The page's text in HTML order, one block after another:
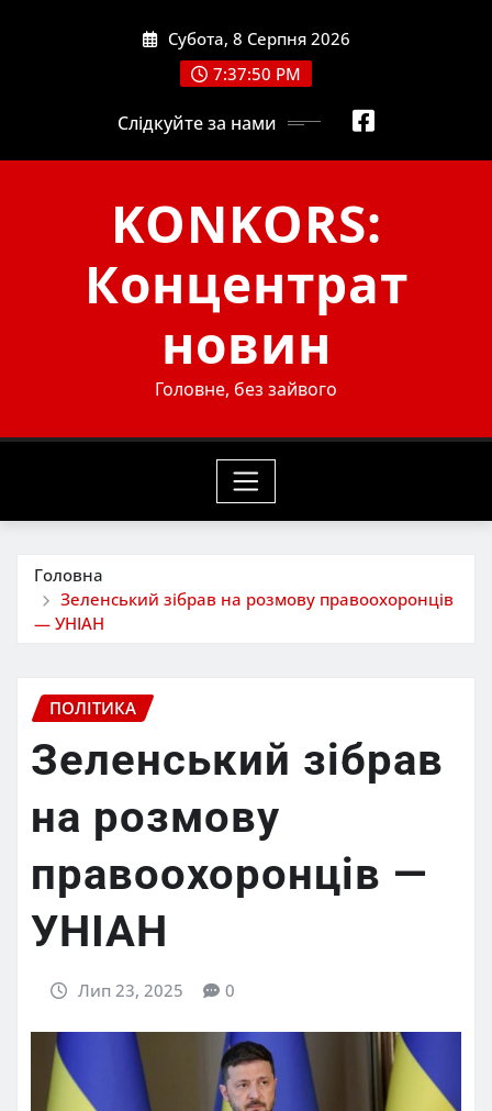
Субота, 8 Серпня 2026
7:37:51 PM
Слідкуйте за нами
KONKORS:
Концентрат
новин
Головне, без зайвого
Головна
Зеленський зібрав на розмову правоохоронців
— УНІАН
ПОЛІТИКА
Зеленський зібрав
на розмову
правоохоронців —
УНІАН
Лип 23, 2025 0